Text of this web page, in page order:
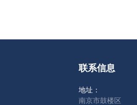
联系信息
地址：
南京市鼓楼区